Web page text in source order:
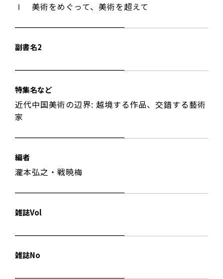
Ⅰ 美術をめぐって、美術を超えて
副書名2
特集名など
近代中国美術の辺界: 越境する作品、交錯する藝術
家
編者
瀧本弘之・戦暁梅
雑誌Vol
雑誌No